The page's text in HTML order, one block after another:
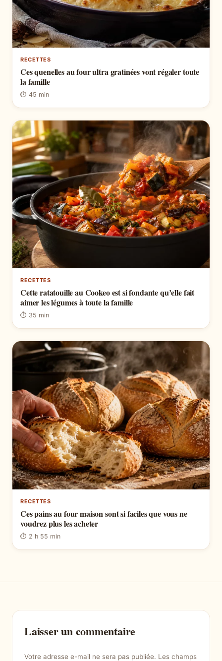
RECETTES
Ces quenelles au four ultra gratinées vont régaler toute
la famille
⏱ 45 min
RECETTES
Cette ratatouille au Cookeo est si fondante qu’elle fait
aimer les légumes à toute la famille
⏱ 35 min
RECETTES
Ces pains au four maison sont si faciles que vous ne
voudrez plus les acheter
⏱ 2 h 55 min
Laisser un commentaire
Votre adresse e-mail ne sera pas publiée. Les champs